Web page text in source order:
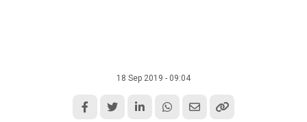
18 Sep 2019 - 09:04